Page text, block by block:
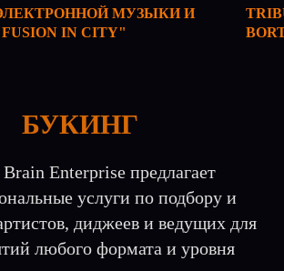
МУЗЫКИ И
IN CITY"
БУКИНГ
Enterprise предлагает
услуги по подбору и
диджеев и ведущих для
любого формата и уровня